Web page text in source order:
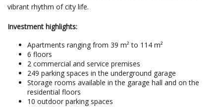
vibrant rhythm of city life.
Investment highlights:
Apartments ranging from 39 m² to 114 m²
6 floors
2 commercial and service premises
249 parking spaces in the underground garage
Storage rooms available in the garage hall and on the
residential floors
10 outdoor parking spaces